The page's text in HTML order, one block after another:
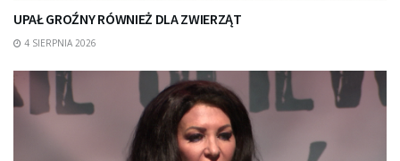
UPAŁ GROŹNY RÓWNIEŻ DLA ZWIERZĄT
4 SIERPNIA 2026